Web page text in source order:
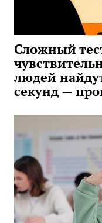
Сложный
людей
секунд —